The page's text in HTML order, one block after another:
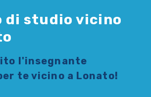
di studio vicino
l'insegnante
te vicino a Lonato!